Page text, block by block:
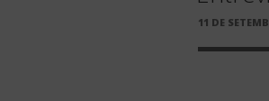
PUBLICADO
11 DE